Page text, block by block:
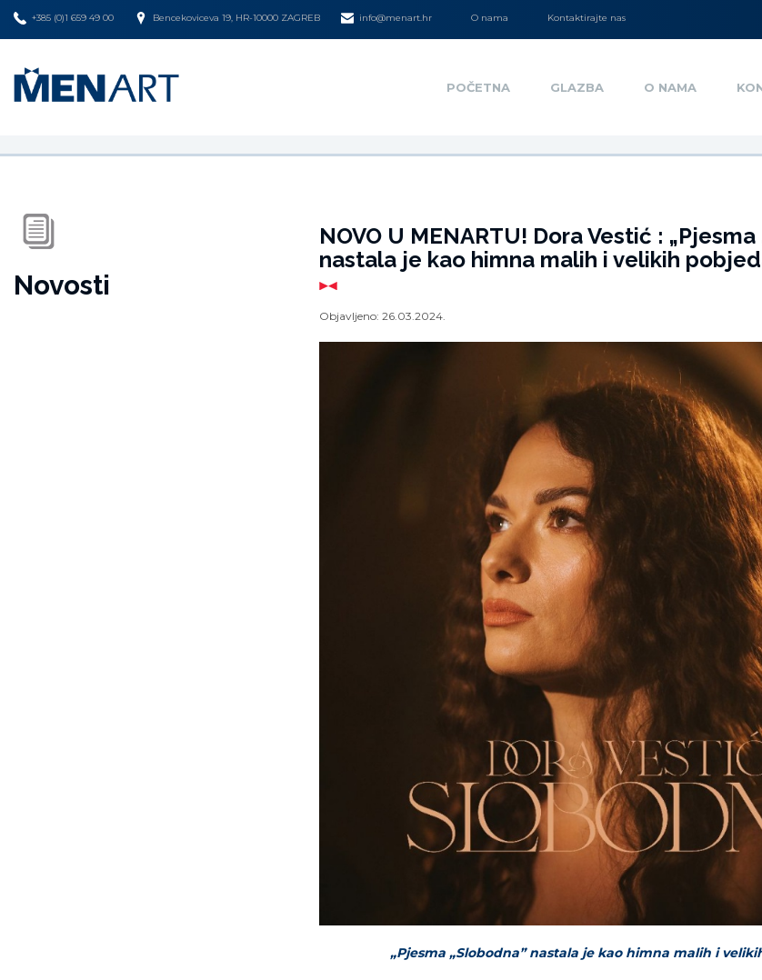
+385 (0)1 659 49 00 Bencekoviceva 19, HR-10000 ZAGREB info@menart.hr O nama Kontaktirajte nas
POČETNA GLAZBA O NAMA
Novosti
NOVO U MENARTU! Dora Vestić : „Pjesma
nastala je kao himna malih i velikih
Objavljeno: 26.03.2024.
„Pjesma „Slobodna” nastala je kao himna malih i